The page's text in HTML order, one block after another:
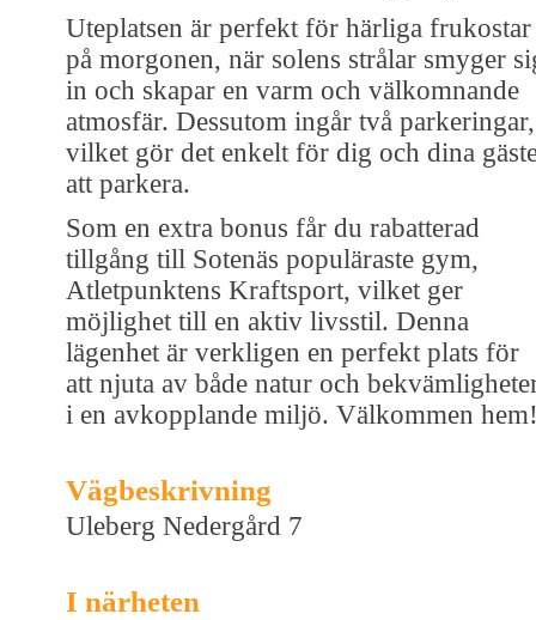
Uteplatsen är perfekt för härliga frukostar
på morgonen, när solens strålar smyger
in och skapar en varm och välkomnande
atmosfär. Dessutom ingår två parkeringar,
vilket gör det enkelt för dig och dina
att parkera.
Som en extra bonus får du rabatterad
tillgång till Sotenäs populäraste gym,
Atletpunktens Kraftsport, vilket ger
möjlighet till en aktiv livsstil. Denna
lägenhet är verkligen en perfekt plats för
att njuta av både natur och
i en avkopplande miljö. Välkommen
Vägbeskrivning
Uleberg Nedergård 7
I närheten